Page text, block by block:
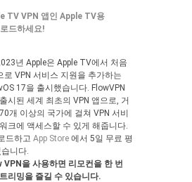
TV VPN 앱인 Apple TV용
드하세요!
년 Apple은 Apple TV에서 처음
로 VPN 서비스 지원을 추가하는
17을 출시했습니다. FlowVPN
시된 세계 최초의 VPN 앱으로, 거
개 이상의 국가에 걸쳐 VPN 서비
크에 액세스할 수 있게 해줍니다.
드하고 App Store 에서 5일 무료 평
니다.
을 사용하면 리모컨을 한 번
리밍을 즐길 수 있습니다.